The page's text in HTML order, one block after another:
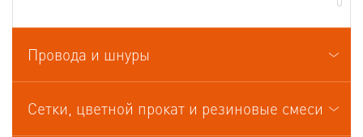
Кабели судовые
Кабели термоэлектродные
Провода и шнуры
Сетки, цветной прокат и резиновые смеси